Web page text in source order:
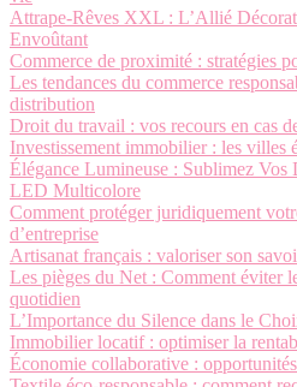
Attrape-Rêves XXL : L’Allié
Envoûtant
Commerce de proximité : stratégies
Les tendances du commerce
distribution
Droit du travail : vos recours en cas
Investissement immobilier : les villes
Élégance Lumineuse : Sublimez Vos
LED Multicolore
Comment protéger juridiquement
d’entreprise
Artisanat français : valoriser son
Les pièges du Net : Comment éviter
quotidien
L’Importance du Silence dans le
Immobilier locatif : optimiser la
Économie collaborative :